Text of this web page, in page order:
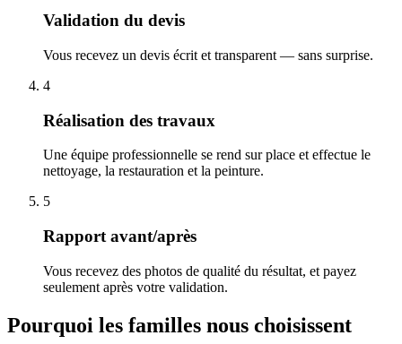
Validation du devis
Vous recevez un devis écrit et transparent — sans surprise.
4
Réalisation des travaux
Une équipe professionnelle se rend sur place et effectue le
nettoyage, la restauration et la peinture.
5
Rapport avant/après
Vous recevez des photos de qualité du résultat, et payez
seulement après votre validation.
Pourquoi les familles nous choisissent